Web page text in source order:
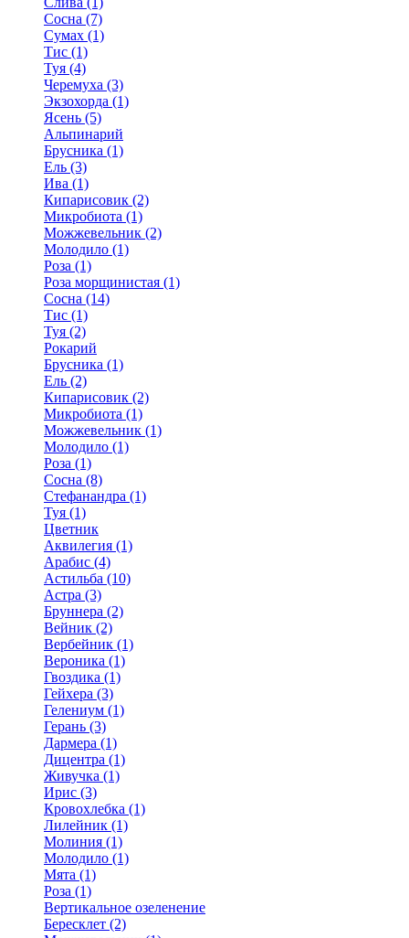
Сосна (7)
Сумах (1)
Тис (1)
Туя (4)
Черемуха (3)
Экзохорда (1)
Ясень (5)
Альпинарий
Брусника (1)
Ель (3)
Ива (1)
Кипарисовик (2)
Микробиота (1)
Можжевельник (2)
Молодило (1)
Роза (1)
Роза морщинистая (1)
Сосна (14)
Тис (1)
Туя (2)
Рокарий
Брусника (1)
Ель (2)
Кипарисовик (2)
Микробиота (1)
Можжевельник (1)
Молодило (1)
Роза (1)
Сосна (8)
Стефанандра (1)
Туя (1)
Цветник
Аквилегия (1)
Арабис (4)
Астильба (10)
Астра (3)
Бруннера (2)
Вейник (2)
Вербейник (1)
Вероника (1)
Гвоздика (1)
Гейхера (3)
Гелениум (1)
Герань (3)
Дармера (1)
Дицентра (1)
Живучка (1)
Ирис (3)
Кровохлебка (1)
Лилейник (1)
Молиния (1)
Молодило (1)
Мята (1)
Роза (1)
Вертикальное озеленение
Бересклет (2)